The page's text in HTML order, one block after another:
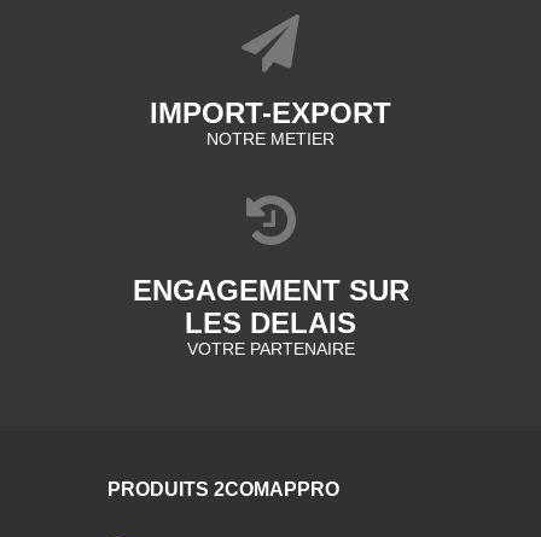
IMPORT-EXPORT
NOTRE METIER
ENGAGEMENT SUR
LES DELAIS
VOTRE PARTENAIRE
PRODUITS 2COMAPPRO